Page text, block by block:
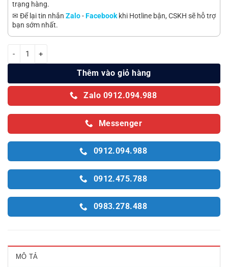
trạng hàng.
✉ Để lại tin nhắn Zalo-Facebook khi Hotline bận, CSKH sẽ hỗ trợ
bạn sớm nhất.
Máy giặt Sharp 10 kg ES-W10SV-GY số lượng
Thêm vào giỏ hàng
Zalo 0912.094.988
Messenger
0912.094.988
0912.475.788
0983.278.488
MÔ TẢ